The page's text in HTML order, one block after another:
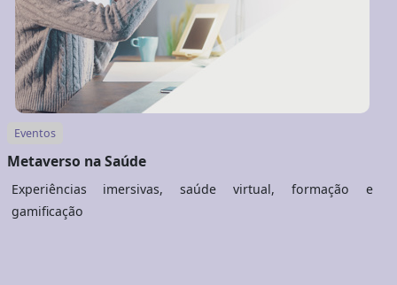
Eventos
Metaverso na Saúde
Experiências imersivas, saúde virtual, formação e
gamificação